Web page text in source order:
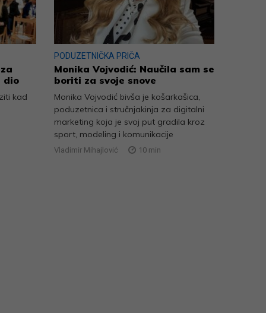
dio
kad
PODUZETNIČKA PRIČA
Monika Vojvodić: Naučila sam se
boriti za svoje snove
Monika Vojvodić bivša je košarkašica,
poduzetnica i stručnjakinja za digitalni
marketing koja je svoj put gradila kroz
sport, modeling i komunikacije
Vladimir Mihajlović 10 min